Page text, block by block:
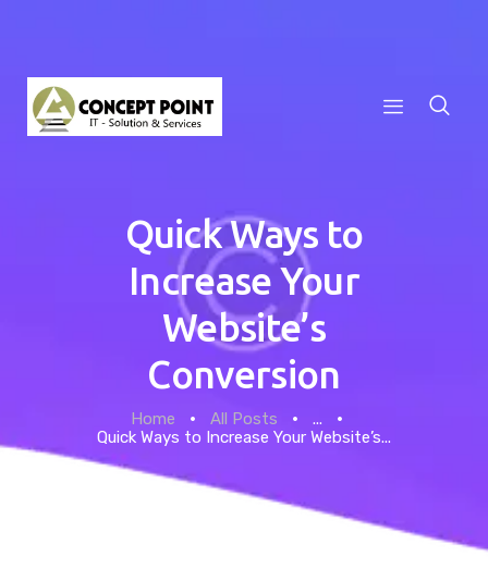
Quick Ways to
Increase Your
Website’s
Conversion
Home All Posts
...
Quick Ways to Increase Your Website’s...
Home
About
Our Team
Services
Privacy Policy